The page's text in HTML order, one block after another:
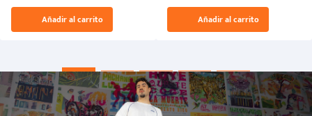
El Rugido del Sol Naciente:
“Primeros para la Et...
Añadir al carrito Añadir al carrito